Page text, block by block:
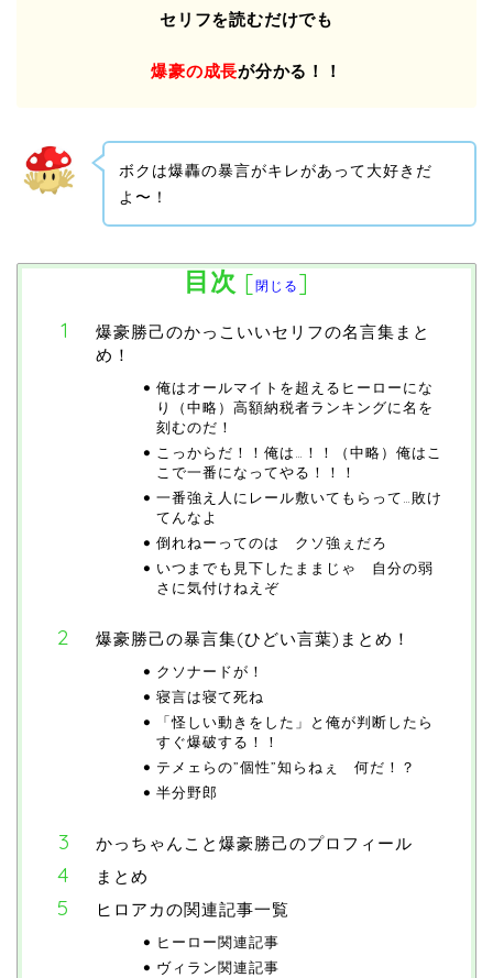
セリフを読むだけでも
爆豪の成長が分かる！！
ボクは爆轟の暴言がキレがあって大好きだ
よ〜！
目次 [閉じる ]
爆豪勝己のかっこいいセリフの名言集まと
め！
俺はオールマイトを超えるヒーローにな
り（中略）高額納税者ランキングに名を
刻むのだ！
こっからだ！！俺は…！！（中略）俺はこ
こで一番になってやる！！！
一番強え人にレール敷いてもらって…敗け
てんなよ
倒れねーってのは クソ強ぇだろ
いつまでも見下したままじゃ 自分の弱
さに気付けねえぞ
爆豪勝己の暴言集(ひどい言葉)まとめ！
クソナードが！
寝言は寝て死ね
「怪しい動きをした」と俺が判断したら
すぐ爆破する！！
テメェらの”個性”知らねぇ 何だ！？
半分野郎
かっちゃんこと爆豪勝己のプロフィール
まとめ
ヒロアカの関連記事一覧
ヒーロー関連記事
ヴィラン関連記事